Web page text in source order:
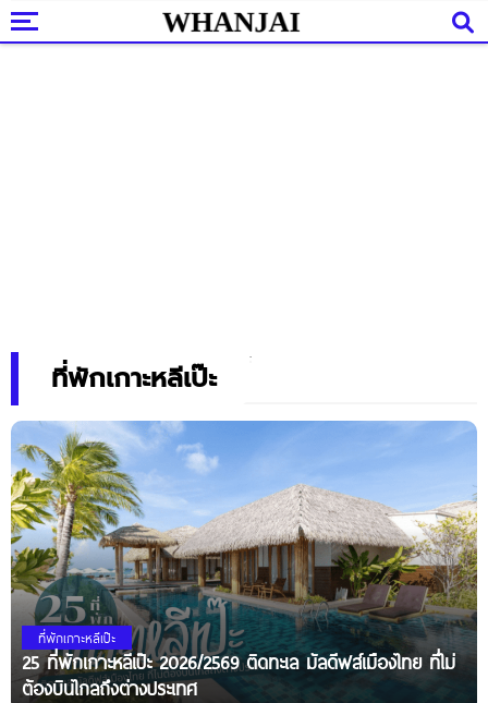
ที่พักเกาะหลีเป๊ะ
ที่พักเกาะหลีเป๊ะ
25 ที่พักเกาะหลีเป๊ะ 2026/2569 ติดทะเล มัลดีฟส์เมืองไทย ที่ไม่
ต้องบินไกลถึงต่างประเทศ